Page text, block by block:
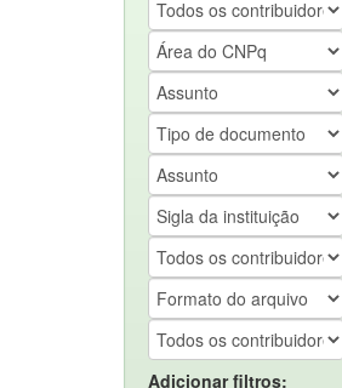
Adicionar filtros: